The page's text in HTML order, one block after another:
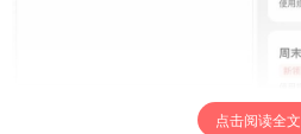
顺丰礼包助手APP
点击阅读全文